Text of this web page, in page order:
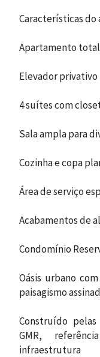
Características
Apartamento
Elevador privativo
4 suítes com
Sala ampla para
Cozinha e copa
Área de serviço
Acabamentos de
Condomínio
Oásis urbano
paisagismo
Construído
GMR,
infraestrutura